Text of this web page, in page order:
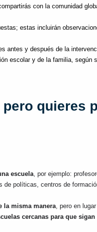
con la comunidad
estas incluirán
antes y después de la
escolar y de la familia, según
quieres
escuela, por ejemplo:
de políticas, centros de
la misma manera, pero en
cercanas para que